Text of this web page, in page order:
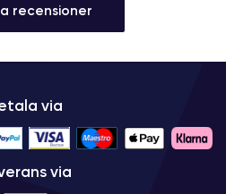
recensioner
via
via